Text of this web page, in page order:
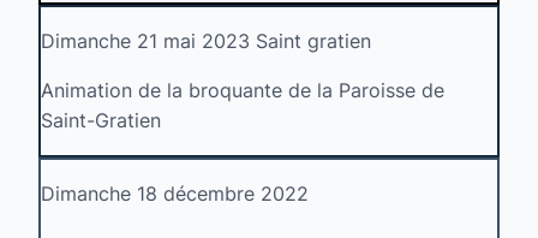
Dimanche 21 mai 2023 Saint gratien
Animation de la broquante de la Paroisse de
Saint-Gratien
Dimanche 18 décembre 2022